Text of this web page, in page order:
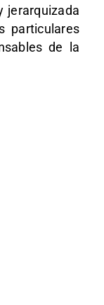
jerarquizada
particulares
de la